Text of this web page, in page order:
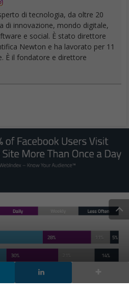
di tecnologia, da oltre 20
di innovazione, mondo digitale,
e social. È stato direttore
Newton e ha lavorato per 11
È il fondatore e direttore